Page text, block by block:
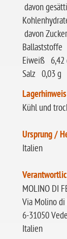
davon
davon
Ballaststoffe
Eiweiß 6,42
Salz 0,03 g
Kühl und
Ursprung /
Italien
MOLINO DI
Via Molino di
6-31050
Italien